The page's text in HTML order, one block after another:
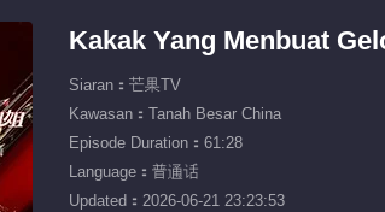
Kakak Yang Menbuat
Siaran：芒果TV
Kawasan：Tanah Besar China
Episode Duration：61:28
Language：普通话
Updated：2026-06-21 23:23:53